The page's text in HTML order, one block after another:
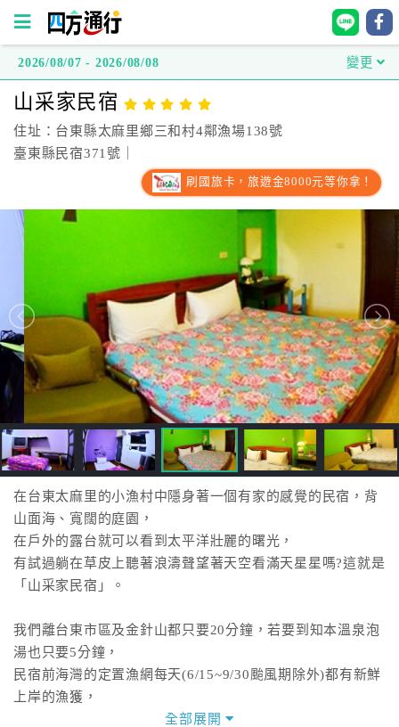
方
通
行
房
直
跟
飯
店
訂
房
HOT
特
民
宿
2026/08/07 - 2026/08/08 變更
山采家民宿
住址：台東縣太麻里鄉三和村4鄰漁場138號
臺東縣民宿371號｜
刷國旅卡，旅遊金8000元等你拿！
在台東太麻里的小漁村中隱身著一個有家的感覺的民宿，背
山面海、寬闊的庭園，
在戶外的露台就可以看到太平洋壯麗的曙光，
有試過躺在草皮上聽著浪濤聲望著天空看滿天星星嗎?這就是
「山采家民宿」。
我們離台東市區及金針山都只要20分鐘，若要到知本溫泉泡
湯也只要5分鐘，
民宿前海灣的定置漁網每天(6/15~9/30颱風期除外)都有新鮮
上岸的漁獲，
您若喜歡也可加入『搶魚』的行列，您所購買的漁獲也可帶
全部展開